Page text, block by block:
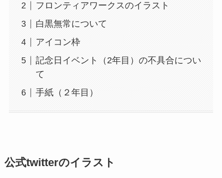
フロンティアワークスのイラスト
白黒無常について
アイコン枠
記念日イベント（2年目）の不具合につい
て
手紙（２年目）
公式twitterのイラスト